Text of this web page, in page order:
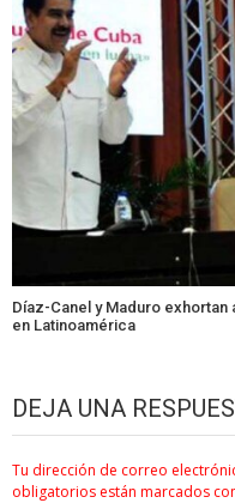
Díaz-Canel y Maduro
en Latinoamérica
DEJA UNA
Tu dirección de correo
obligatorios están marcados